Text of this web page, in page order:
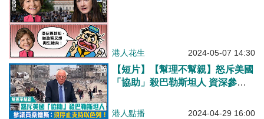
港人花生 2024-05-07 14:30
【短片】【幫理不幫親】怒斥美國
「協助」殺巴勒斯坦人 資深參議
港人點播 2024-04-29 16:00